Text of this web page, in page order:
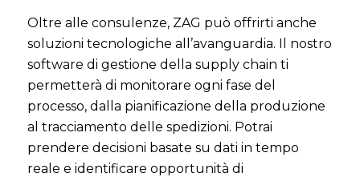
Oltre alle consulenze, ZAG può offrirti anche
soluzioni tecnologiche all’avanguardia. Il nostro
software di gestione della supply chain ti
permetterà di monitorare ogni fase del
processo, dalla pianificazione della produzione
al tracciamento delle spedizioni. Potrai
prendere decisioni basate su dati in tempo
reale e identificare opportunità di